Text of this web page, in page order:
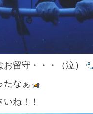
留守・・・（泣）
たなぁ
ね！！